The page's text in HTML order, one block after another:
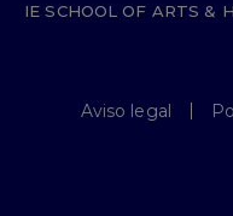
IE SCHOOL OF ARTS &
Aviso legal